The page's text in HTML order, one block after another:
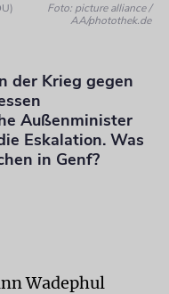
Foto: picture alliance /
AA/photothek.de
der Krieg gegen
Außenminister
Eskalation. Was
in Genf?
Wadephul